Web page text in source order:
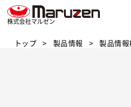
株式会社マルゼン
トップ 製品情報 製品情